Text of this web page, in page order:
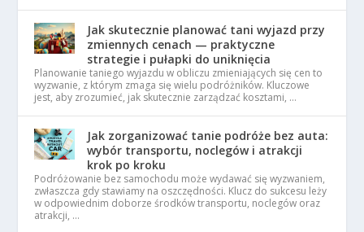
Jak skutecznie planować tani wyjazd przy
zmiennych cenach — praktyczne
strategie i pułapki do uniknięcia
Planowanie taniego wyjazdu w obliczu zmieniających się cen to
wyzwanie, z którym zmaga się wielu podróżników. Kluczowe
jest, aby zrozumieć, jak skutecznie zarządzać kosztami, …
Jak zorganizować tanie podróże bez auta:
wybór transportu, noclegów i atrakcji
krok po kroku
Podróżowanie bez samochodu może wydawać się wyzwaniem,
zwłaszcza gdy stawiamy na oszczędności. Klucz do sukcesu leży
w odpowiednim doborze środków transportu, noclegów oraz
atrakcji, …